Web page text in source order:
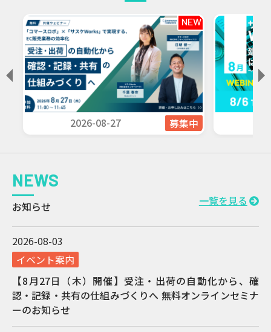
NEW
募集中
2026-08-27
NEWS
お知らせ
2026-08-03
イベント案内
【8月27日（木）開催】受注・出荷の自動化から、確
認・記録・共有の仕組みづくりへ 無料オンラインセミナ
ーのお知らせ
一覧を見る